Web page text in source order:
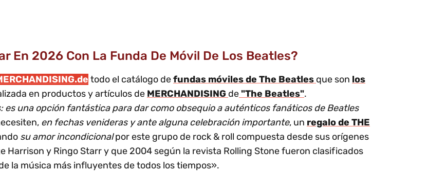
En 2026 Con La Funda De Móvil De Los Beatles?
todo el catálogo defundas móviles de The Beatles que son los
en productos y artículos de MERCHANDISING de"The Beatles".
es una opción fantástica para dar como obsequio a auténticos fanáticos de Beatles
en fechas venideras y ante alguna celebración importante, un regalo de THE
su amor incondicionalpor este grupo de rock & roll compuesta desde sus orígenes
Harrison y Ringo Starr y que 2004 según la revista Rolling Stone fueron clasificados
la música más influyentes de todos los tiempos».